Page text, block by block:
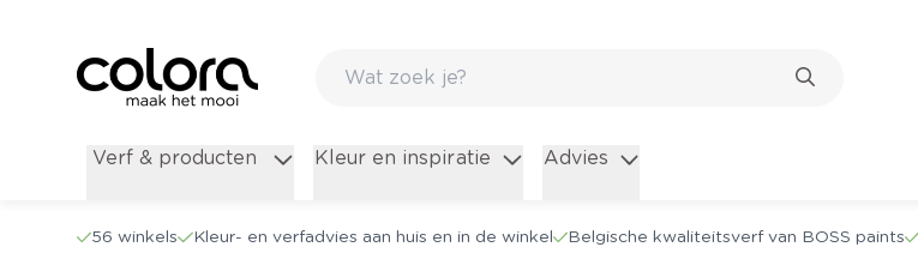
Verf & producten Kleur en inspiratie Advies
56 winkels Kleur- en verfadvies aan huis en in de winkel Belgische kwaliteitsverf van BOSS paints